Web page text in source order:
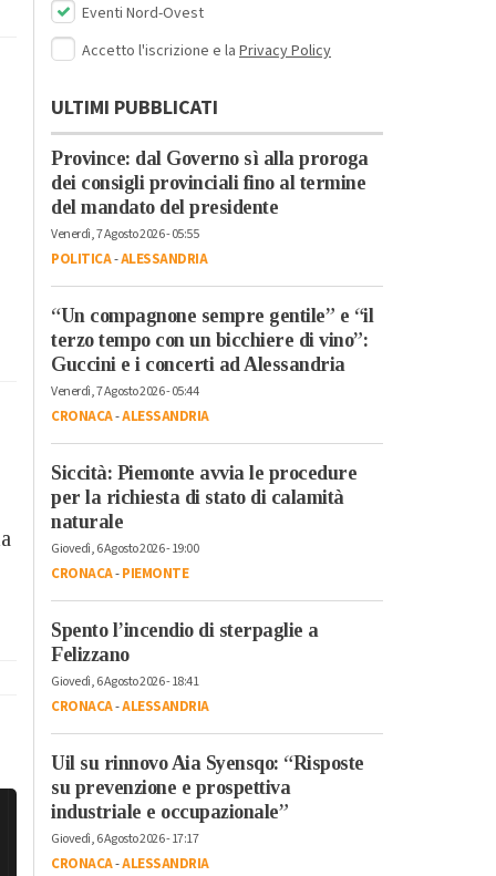
Eventi Nord-Ovest
Accetto l'iscrizione e la Privacy Policy
ULTIMI PUBBLICATI
Province: dal Governo sì alla proroga
dei consigli provinciali fino al termine
del mandato del presidente
Venerdì, 7 Agosto 2026 - 05:55
POLITICA-ALESSANDRIA
“Un compagnone sempre gentile” e “il
terzo tempo con un bicchiere di vino”:
Guccini e i concerti ad Alessandria
Venerdì, 7 Agosto 2026 - 05:44
CRONACA-ALESSANDRIA
Siccità: Piemonte avvia le procedure
per la richiesta di stato di calamità
naturale
Giovedì, 6 Agosto 2026 - 19:00
CRONACA-PIEMONTE
Spento l’incendio di sterpaglie a
Felizzano
Giovedì, 6 Agosto 2026 - 18:41
CRONACA-ALESSANDRIA
Uil su rinnovo Aia Syensqo: “Risposte
su prevenzione e prospettiva
industriale e occupazionale”
Giovedì, 6 Agosto 2026 - 17:17
CRONACA-ALESSANDRIA